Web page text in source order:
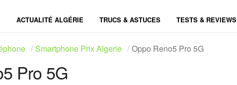
ACTUALITÉ ALGÉRIE TRUCS & ASTUCES TESTS & REVIEWS
Smartphone Prix Algerie Oppo Reno5 Pro 5G
Pro 5G